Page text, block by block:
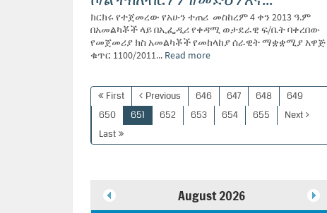
ክርክሩ የተጀመረው የአሁን ተጠሪ መስከረም 4 ቀን 2013 ዓ.ም
በአመልካቾች ላይ በኢፌዲሪ የቀዳሚ ወታደራዊ ፍ/ቤት ባቀረበው
የመጀመሪያ ክስ አመልካቾች የመከላከያ ሰራዊት ማቋቋሚያ አዋጅ
ቁጥር 1100/2011... Read more
First Previous 646 647 648
649
650
651 652 653 654 655
Next
Last
August 2026